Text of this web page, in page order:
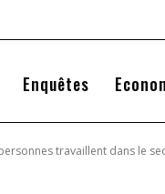
Enquêtes
travaillent dans le